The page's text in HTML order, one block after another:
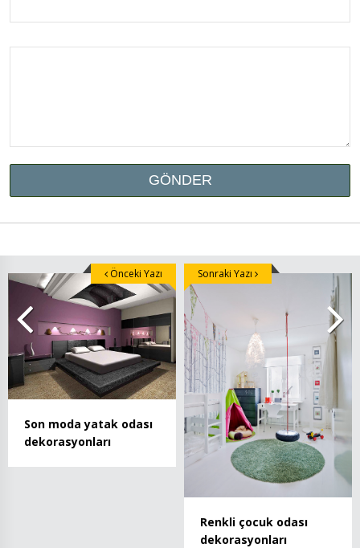
Son moda yatak odası
dekorasyonları
Önceki Yazı
Renkli çocuk odası
dekorasyonları
Sonraki Yazı